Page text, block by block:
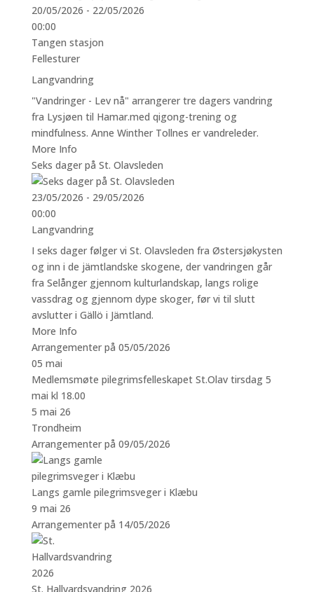
20/05/2026 - 22/05/2026
00:00
Tangen stasjon
Fellesturer
Langvandring
"Vandringer - Lev nå" arrangerer tre dagers vandring
fra Lysjøen til Hamar.med qigong-trening og
mindfulness. Anne Winther Tollnes er vandreleder.
More Info
Seks dager på St. Olavsleden
23/05/2026 - 29/05/2026
00:00
Langvandring
I seks dager følger vi St. Olavsleden fra Østersjøkysten
og inn i de jämtlandske skogene, der vandringen går
fra Selånger gjennom kulturlandskap, langs rolige
vassdrag og gjennom dype skoger, før vi til slutt
avslutter i Gällö i Jämtland.
More Info
Arrangementer på 05/05/2026
05 mai
Medlemsmøte pilegrimsfelleskapet St.Olav tirsdag 5
mai kl 18.00
5 mai 26
Trondheim
Arrangementer på 09/05/2026
Langs gamle pilegrimsveger i Klæbu
9 mai 26
Arrangementer på 14/05/2026
St. Hallvardsvandring 2026